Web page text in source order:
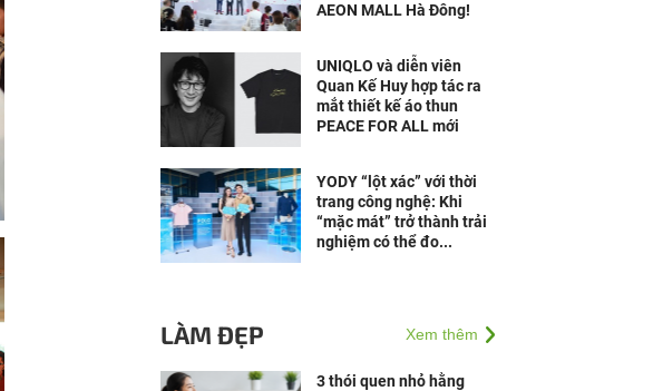
AEON MALL Hà Đông!
UNIQLO và diễn viên
Quan Kế Huy hợp tác ra
mắt thiết kế áo thun
PEACE FOR ALL mới
YODY “lột xác” với thời
trang công nghệ: Khi
“mặc mát” trở thành trải
nghiệm có thể đo...
LÀM ĐẸP Xem thêm
3 thói quen nhỏ hằng